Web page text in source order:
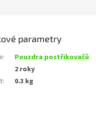
parametry
:
Pouzdra postřikovačů
2 roky
: 0.3 kg